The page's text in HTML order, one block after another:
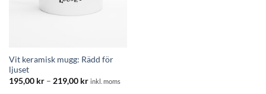
Vit keramisk mugg: Rädd för
ljuset
195,00 kr – 219,00 krPrisintervall:
inkl. moms